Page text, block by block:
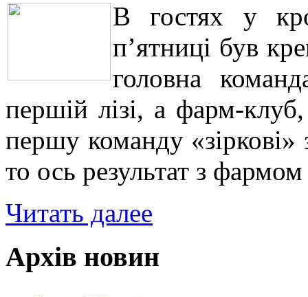
В гостях у
п’ятниці був
головна
першій лізі, а фарм-
першу команду «зіркові»
то ось результат з
Читать далее
Архів новин